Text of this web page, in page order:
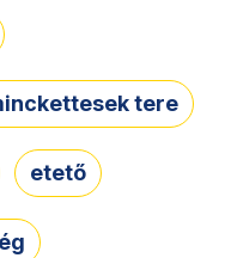
tere
etető